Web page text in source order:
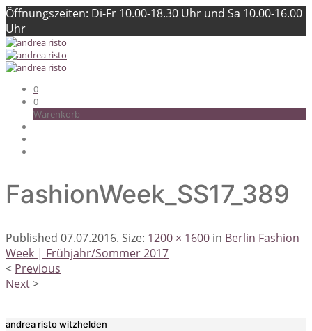
Öffnungszeiten: Di-Fr 10.00-18.30 Uhr und Sa 10.00-16.00
Uhr
0
0
Warenkorb
FashionWeek_SS17_389
Published 07.07.2016. Size: 1200 × 1600 in Berlin Fashion
Week | Frühjahr/Sommer 2017
< Previous
Next>
andrea risto witzhelden